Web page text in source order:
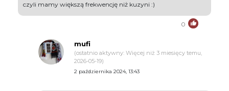
czyli mamy większą frekwencję niż kuzyni :)
0
mufi
(ostatnio aktywny: Więcej niż 3 miesięcy temu,
2026-05-19)
2 października 2024, 13:43